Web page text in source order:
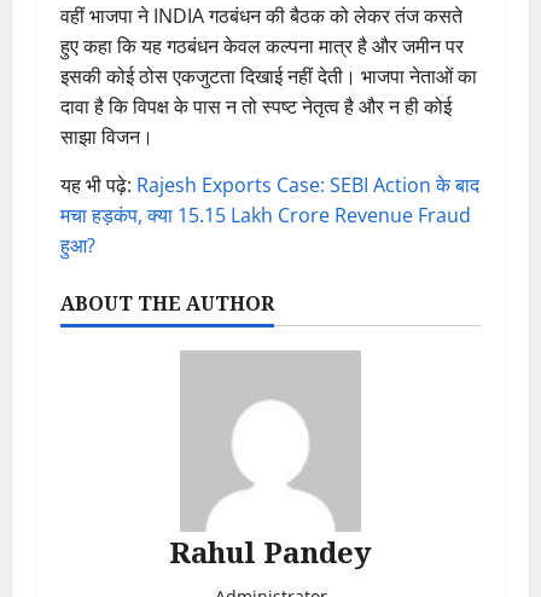
वहीं भाजपा ने INDIA गठबंधन की बैठक को लेकर तंज कसते
हुए कहा कि यह गठबंधन केवल कल्पना मात्र है और जमीन पर
इसकी कोई ठोस एकजुटता दिखाई नहीं देती। भाजपा नेताओं का
दावा है कि विपक्ष के पास न तो स्पष्ट नेतृत्व है और न ही कोई
साझा विजन।
यह भी पढ़े: Rajesh Exports Case: SEBI Action के बाद
मचा हड़कंप, क्या 15.15 Lakh Crore Revenue Fraud
हुआ?
ABOUT THE AUTHOR
Rahul Pandey